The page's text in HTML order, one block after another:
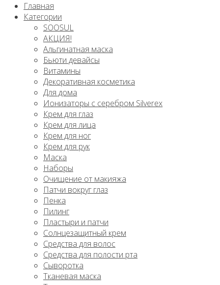
Главная
Категории
SOOSUL
АКЦИЯ!
Альгинатная маска
Бьюти девайсы
Витамины
Декоративная косметика
Для дома
Ионизаторы с серебром Silverex
Крем для глаз
Крем для лица
Крем для ног
Крем для рук
Маска
Наборы
Очищение от макияжа
Патчи вокруг глаз
Пенка
Пилинг
Пластыри и патчи
Солнцезащитный крем
Средства для волос
Средства для полости рта
Сыворотка
Тканевая маска